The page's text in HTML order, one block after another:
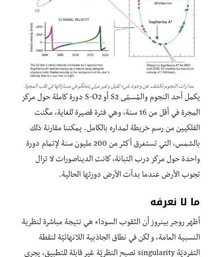
مدارات النجوم تكشف عن وجود شيء ثقيل وغير مرئي يتحكّم في مساراتها في قلب المجرة.
يكمل أحد النجوم والمُسمّى S2 أو S-O2 دورة كاملة حول مركز
المجرة في أقل من 16 سنة، وهي فترة قصيرة للغاية، مكّنت
الفلكيين من رسم خريطة لمداره بالكامل. يمكننا مقارنة ذلك
بالشمس، التي تستغرق أكثر من 200 مليون سنة لإتمام دورة
واحدة حول مركز درب التبانة، كانت الديناصورات لا تزال
تجوب الأرض عندما بدأت الأرض دورتها الحالية.
ما لا نعرفه
أظهر روجر بينروز أن الثقوب السوداء هي نتيجة مباشرة لنظرية
النسبية العامة، و لكن في نطاق الجاذبية اللانهائيّة لنقطة
التفرديّة singularity تصبح النظريّة غير قابلة للتطبيق، يجري